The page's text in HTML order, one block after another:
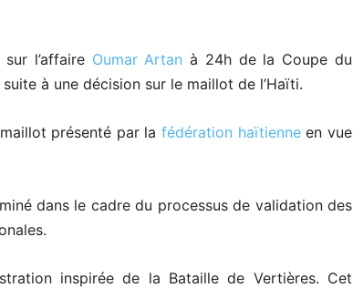
l’affaire Oumar Artan à 24h de la Coupe du
à une décision sur le maillot de l’Haïti.
présenté par lafédération haïtienneen vue
dans le cadre du processus de validation des
inspirée de la Bataille de Vertières. Cet